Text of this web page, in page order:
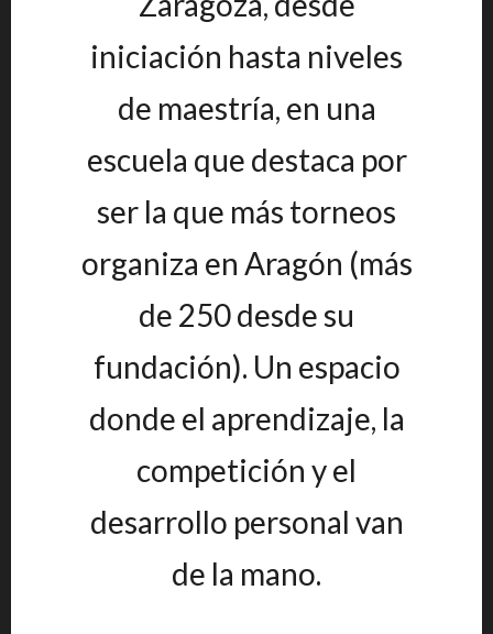
iniciación hasta niveles
de maestría, en una
escuela que destaca por
ser la que más torneos
organiza en Aragón (más
de 250 desde su
fundación). Un espacio
donde el aprendizaje, la
competición y el
desarrollo personal van
de la mano.